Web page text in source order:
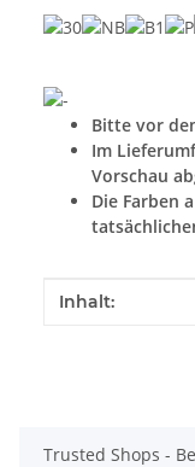
Bitte vor
Im
Vorschau
Die Farben
Wert
Inhalt:
Trusted Shops -